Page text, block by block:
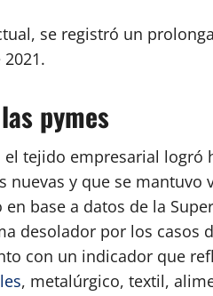
se registró un
pymes
el tejido empresarial
nuevas y que se
base a datos de la
desolador por los casos
con un indicador que
, metalúrgico, textil,